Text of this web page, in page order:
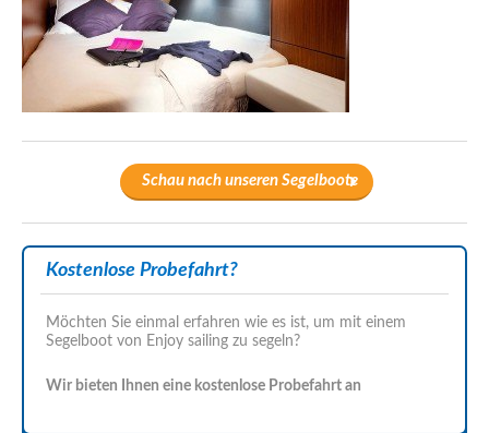
Schau nach unseren Segelboote
Kostenlose Probefahrt?
Möchten Sie einmal erfahren wie es ist, um mit einem
Segelboot von Enjoy sailing zu segeln?
Wir bieten Ihnen eine kostenlose Probefahrt an